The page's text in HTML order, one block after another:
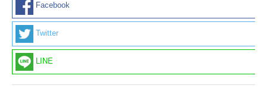
Facebook
Twitter
LINE